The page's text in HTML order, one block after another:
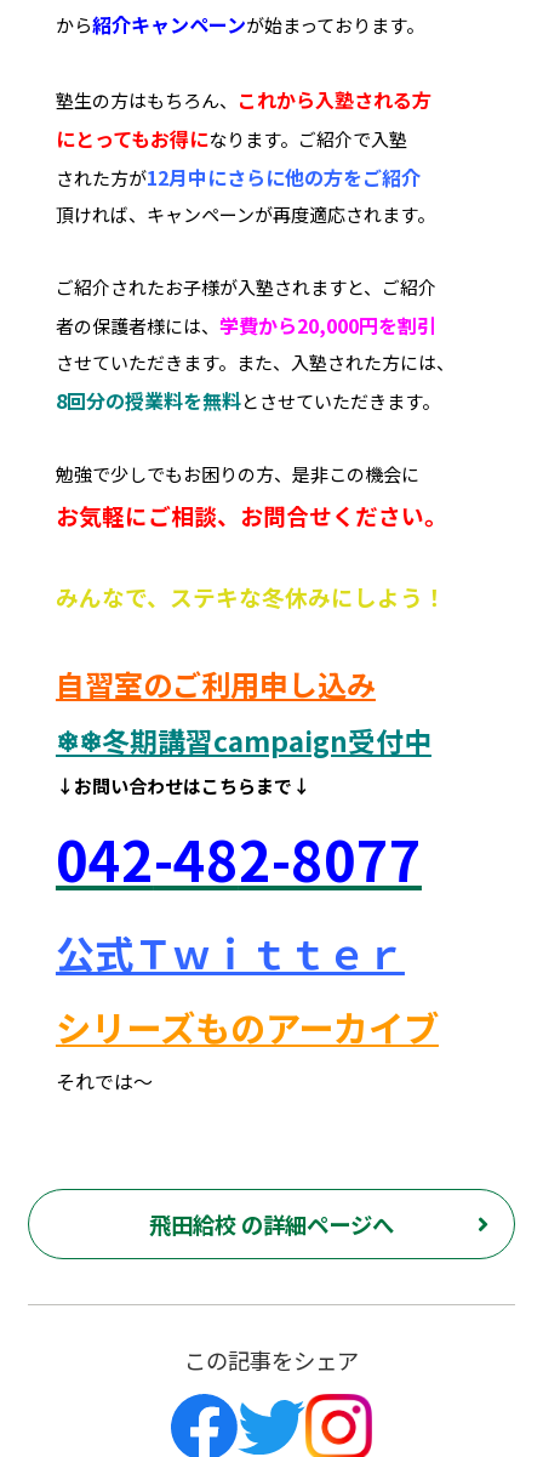
から紹介キャンペーンが始まっております。
塾生の方はもちろん、 これから入塾される方
にとってもお得になります。ご紹介で入塾
された方が12月中にさらに他の方をご紹介
頂ければ、キャンペーンが再度適応されます。
ご紹介されたお子様が入塾されますと、ご紹介
者の保護者様には、 学費から20,000円を割引
させていただきます。また、入塾された方には、
8回分の授業料を無料とさせていただきます。
勉強で少しでもお困りの方、是非この機会に
お気軽にご相談、お問合せください。
みんなで、ステキな冬休みにしよう！
自習室のご利用申し込み
❄❄冬期講習campaign受付中
↓お問い合わせはこちらまで↓
042-482-8077
公式Ｔｗｉｔｔｅｒ
シリーズものアーカイブ
それでは～
飛田給校 の詳細ページへ
この記事をシェア